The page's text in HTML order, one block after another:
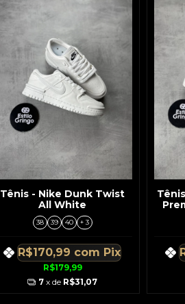
Tênis - Nike Dunk Twist
All White
38 39 40 + 3
R$179,99
R$170,99 com Pix
7 x de R$31,07